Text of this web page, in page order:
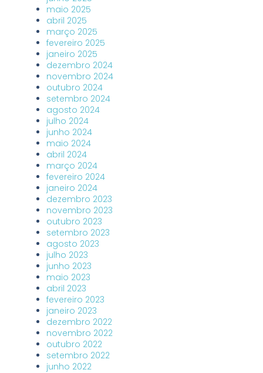
maio 2025
abril 2025
março 2025
fevereiro 2025
janeiro 2025
dezembro 2024
novembro 2024
outubro 2024
setembro 2024
agosto 2024
julho 2024
junho 2024
maio 2024
abril 2024
março 2024
fevereiro 2024
janeiro 2024
dezembro 2023
novembro 2023
outubro 2023
setembro 2023
agosto 2023
julho 2023
junho 2023
maio 2023
abril 2023
fevereiro 2023
janeiro 2023
dezembro 2022
novembro 2022
outubro 2022
setembro 2022
junho 2022